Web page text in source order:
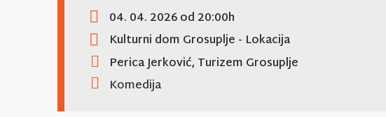
04. 04. 2026od 20:00h
Kulturni dom Grosuplje - Lokacija
Perica Jerković, Turizem Grosuplje
Komedija